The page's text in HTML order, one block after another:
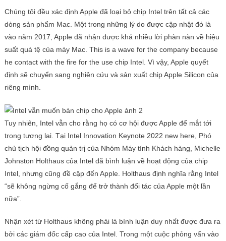
Chúng tôi đều xác định Apple đã loại bỏ chip Intel trên tất cả các
dòng sản phẩm Mac. Một trong những lý do được cập nhật đó là
vào năm 2017, Apple đã nhận được khá nhiều lời phàn nàn về hiệu
suất quá tệ của máy Mac. This is a wave for the company because
he contact with the fire for the use chip Intel. Vì vậy, Apple quyết
định sẽ chuyển sang nghiên cứu và sản xuất chip Apple Silicon của
riêng mình.
Tuy nhiên, Intel vẫn cho rằng họ có cơ hội được Apple để mắt tới
trong tương lai. Tại Intel Innovation Keynote 2022 new here, Phó
chủ tịch hội đồng quản trị của Nhóm Máy tính Khách hàng, Michelle
Johnston Holthaus của Intel đã bình luận về hoạt động của chip
Intel, nhưng cũng đề cập đến Apple. Holthaus định nghĩa rằng Intel
“sẽ không ngừng cố gắng để trở thành đối tác của Apple một lần
nữa”.
Nhận xét từ Holthaus không phải là bình luận duy nhất được đưa ra
bởi các giám đốc cấp cao của Intel. Trong một cuộc phỏng vấn vào